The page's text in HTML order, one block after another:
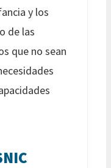
y los
de las
que no sean